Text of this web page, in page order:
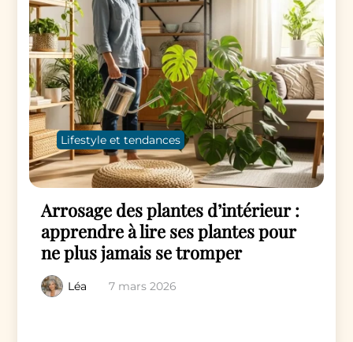
Lifestyle et tendances
Arrosage des plantes d’intérieur :
apprendre à lire ses plantes pour
ne plus jamais se tromper
Léa 7 mars 2026